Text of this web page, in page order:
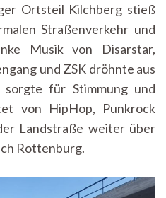
Ortsteil Kilchberg stieß
Straßenverkehr und
Musik von Disarstar,
und ZSK dröhnte aus
für Stimmung und
von HipHop, Punkrock
Landstraße weiter über
Rottenburg.